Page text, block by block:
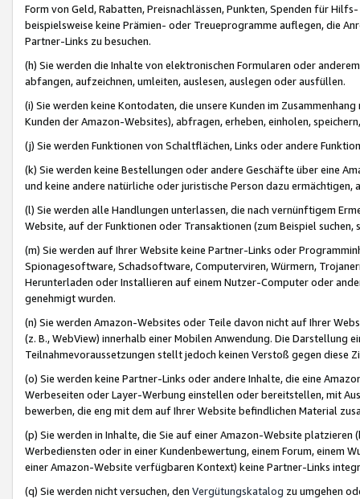
Form von Geld, Rabatten, Preisnachlässen, Punkten, Spenden für
beispielsweise keine Prämien- oder Treueprogramme auflegen, die
Partner-Links zu besuchen.
(h) Sie werden die Inhalte von elektronischen Formularen oder
abfangen, aufzeichnen, umleiten, auslesen, auslegen oder ausfüllen.
(i) Sie werden keine Kontodaten, die unsere Kunden im
Kunden der Amazon-Websites), abfragen, erheben, einholen,
(j) Sie werden Funktionen von Schaltflächen, Links oder andere
(k) Sie werden keine Bestellungen oder andere Geschäfte über eine
und keine andere natürliche oder juristische Person dazu
(l) Sie werden alle Handlungen unterlassen, die nach vernünftigem
Website, auf der Funktionen oder Transaktionen (zum Beispiel
(m) Sie werden auf Ihrer Website keine Partner-Links oder
Spionagesoftware, Schadsoftware, Computerviren, Würmern,
Herunterladen oder Installieren auf einem Nutzer-Computer oder
genehmigt wurden.
(n) Sie werden Amazon-Websites oder Teile davon nicht auf Ihrer
(z. B., WebView) innerhalb einer Mobilen Anwendung. Die Darstellung
Teilnahmevoraussetzungen stellt jedoch keinen Verstoß gegen diese
(o) Sie werden keine Partner-Links oder andere Inhalte, die eine
Werbeseiten oder Layer-Werbung einstellen oder bereitstellen, mit
bewerben, die eng mit dem auf Ihrer Website befindlichen Material
(p) Sie werden in Inhalte, die Sie auf einer Amazon-Website
Werbediensten oder in einer Kundenbewertung, einem Forum, einem
einer Amazon-Website verfügbaren Kontext) keine Partner-Links
(q) Sie werden nicht versuchen, den Vergütungskatalog zu umgehen